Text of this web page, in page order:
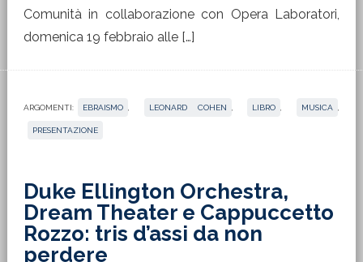
Comunità in collaborazione con Opera Laboratori,
domenica 19 febbraio alle […]
ARGOMENTI: EBRAISMO LEONARD COHEN LIBRO MUSICA
PRESENTAZIONE
Duke Ellington Orchestra,
Dream Theater e Cappuccetto
Rozzo: tris d’assi da non
perdere